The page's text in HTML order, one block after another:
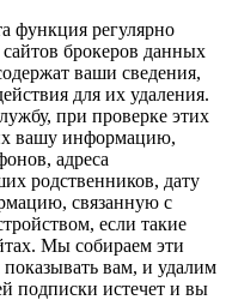
функция регулярно
брокеров данных
ваши сведения,
для их удаления.
при проверке этих
вашу информацию,
адреса
родственников, дату
связанную с
если такие
Мы собираем эти
вам, и удалим
подписки истечет и вы